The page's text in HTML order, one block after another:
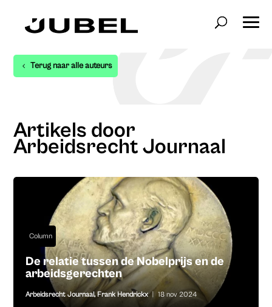
Terug naar alle auteurs
Artikels door
Arbeidsrecht Journaal
Column
De relatie tussen de Nobelprijs en de
arbeidsgerechten
Arbeidsrecht Journaal,Frank Hendrickx 18 nov 2024